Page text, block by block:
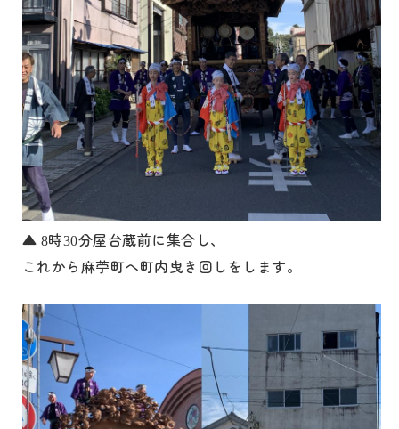
▲ 8時30分屋台蔵前に集合し、
これから麻苧町へ町内曳き回しをします。